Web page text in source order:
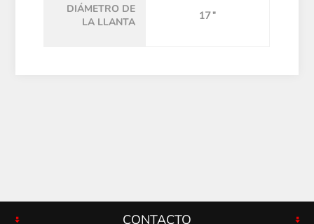
DIÁMETRO DE
LA LLANTA
17 "
CONTACTO